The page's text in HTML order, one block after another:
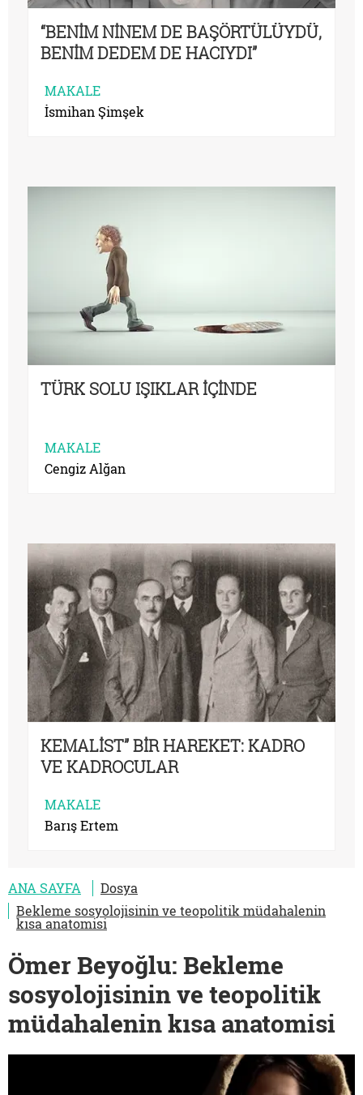
“BENİM NİNEM DE BAŞÖRTÜLÜYDÜ,
BENİM DEDEM DE HACIYDI”
MAKALE
İsmihan Şimşek
TÜRK SOLU IŞIKLAR İÇİNDE
MAKALE
Cengiz Alğan
KEMALİST” BİR HAREKET: KADRO
VE KADROCULAR
MAKALE
Barış Ertem
ANA SAYFA
Dosya
Bekleme sosyolojisinin ve teopolitik müdahalenin
kısa anatomisi
Ömer Beyoğlu: Bekleme
sosyolojisinin ve teopolitik
müdahalenin kısa anatomisi